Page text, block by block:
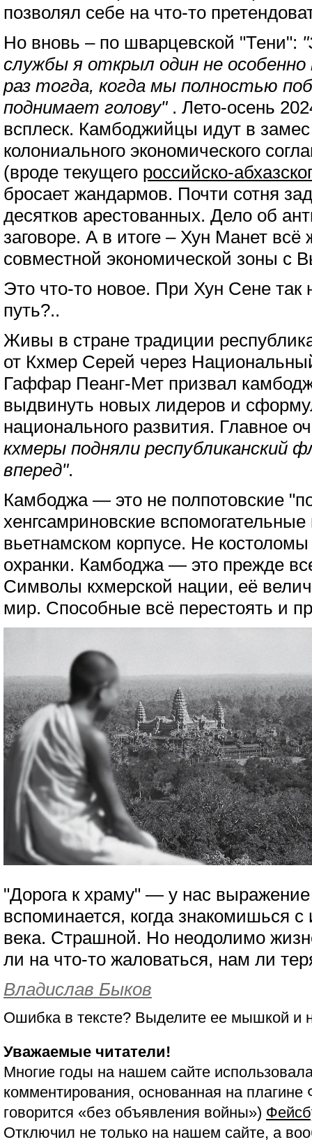
позволял себе на что-то
Но вновь – по шварцевской "Тени":
службы я открыл один не особенно
раз тогда, когда мы полностью
поднимает голову" . Лето-осень
всплеск. Камбоджийцы идут в
колониального экономического
(вроде текущего российско-
бросает жандармов. Почти сотня
десятков арестованных. Дело об
заговоре. А в итоге – Хун Манет всё
совместной экономической зоны с
Это что-то новое. При Хун Сене так
путь?..
Живы в стране традиции
от Кхмер Серей через
Гаффар Пеанг-Мет призвал
выдвинуть новых лидеров и
национального развития. Главное
кхмеры подняли республиканский
вперед".
Камбоджа — это не полпотовские
хенгсамриновские вспомогательные
вьетнамском корпусе. Не костоломы
охранки. Камбоджа — это прежде
Символы кхмерской нации, её
мир. Способные всё перестоять и
"Дорога к храму" — у нас
вспоминается, когда знакомишься
века. Страшной. Но неодолимо
ли на что-то жаловаться, нам ли
Владислав Быков
Ошибка в тексте? Выделите ее мышкой и
Уважаемые читатели!
Многие годы на нашем сайте
комментирования, основанная на
говорится «без объявления войны»)
Отключил не только на нашем сайте, а